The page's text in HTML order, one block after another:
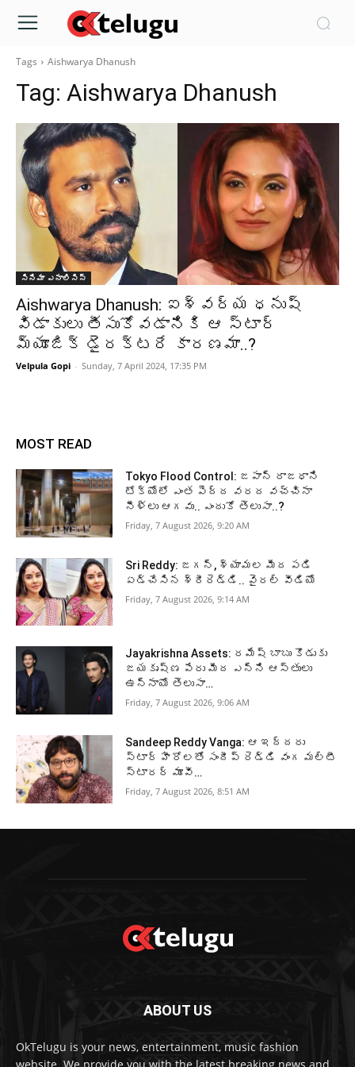
Tags Aishwarya Dhanush
Tag: Aishwarya Dhanush
సినిమా ఎనాలిసిస్
Aishwarya Dhanush: ఐశ్వర్య ధనుష్
విడాకులు తీసుకోవడానికి ఆ స్టార్
మ్యూజిక్ డైరక్టరే కారణమా..?
Velpula Gopi - Sunday, 7 April 2024, 17:35 PM
MOST READ
Tokyo Flood Control: జపాన్ రాజధాని
టోక్యోలో ఎంత పెద్ద వరద వచ్చినా
నీళ్లు ఆగవు.. ఎందుకో తెలుసా..?
Friday, 7 August 2026, 9:20 AM
Sri Reddy: జగన్, శ్యామల మీద పడి
ఏడ్చేసిన శ్రీరెడ్డి.. వైరల్ వీడియో
Friday, 7 August 2026, 9:14 AM
Jayakrishna Assets: రమేష్ బాబు కొడుకు
జయకృష్ణ పేరు మీద ఎన్ని ఆస్తులు
ఉన్నాయో తెలుసా…
Friday, 7 August 2026, 9:06 AM
Sandeep Reddy Vanga: ఆ ఇద్దరు
స్టార్ హీరోలతో సందీప్ రెడ్డి వంగ మల్టీ
స్టారర్ మూవీ…
Friday, 7 August 2026, 8:51 AM
ABOUT US
OkTelugu is your news, entertainment, music fashion
website. We provide you with the latest breaking news and